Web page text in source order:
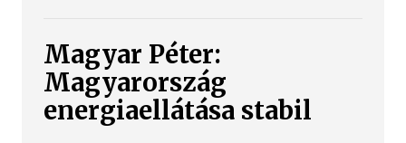
Magyar Péter:
Magyarország
energiaellátása stabil